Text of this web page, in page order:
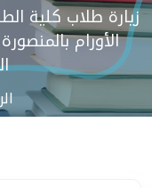
زيارة طلاب كلية
الأورام